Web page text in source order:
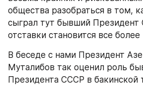
общества разобраться в том,
сыграл тут бывший Президент
отставки становится все
В беседе с нами Президент
Муталибов так оценил роль
Президента СССР в бакинской